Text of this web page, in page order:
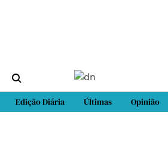
Edição Diária Últimas Opinião